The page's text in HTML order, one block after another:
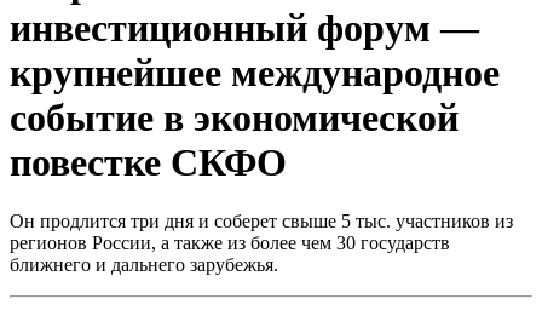
инвестиционный форум —
крупнейшее международное
событие в экономической
повестке СКФО
Он продлится три дня и соберет свыше 5 тыс. участников из
регионов России, а также из более чем 30 государств
ближнего и дальнего зарубежья.